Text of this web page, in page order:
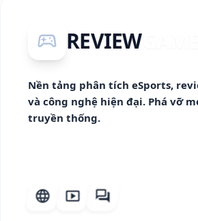
sports_esports REVIEWGAME
Nền tảng phân tích eSports,
và công nghệ hiện đại. Phá vỡ
truyền thống.
language smart_display forum